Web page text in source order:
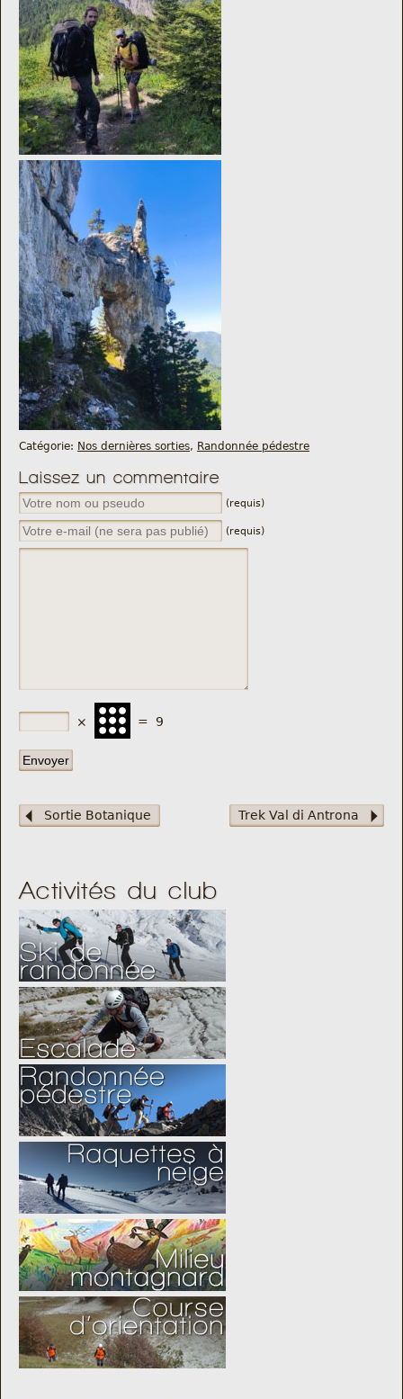
Catégorie: Nos dernières sorties, Randonnée pédestre
Laissez un commentaire
(requis)
(requis)
× = 9
Sortie Botanique Trek Val di Antrona
Activités du club